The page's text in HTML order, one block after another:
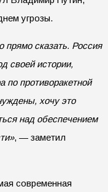
угрозы.
прямо сказать. Россия
своей истории,
противоракетной
хочу это
над обеспечением
, — заметил
современная